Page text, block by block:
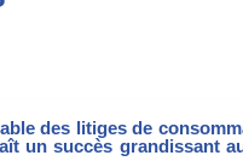
des litiges de
un succès grandissant